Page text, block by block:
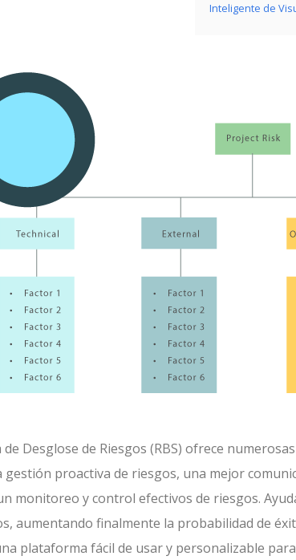
Inteligente de
Desglose de Riesgos (RBS) ofrece
gestión proactiva de riesgos, una mejor
monitoreo y control efectivos de riesgos.
aumentando finalmente la probabilidad de
plataforma fácil de usar y personalizable